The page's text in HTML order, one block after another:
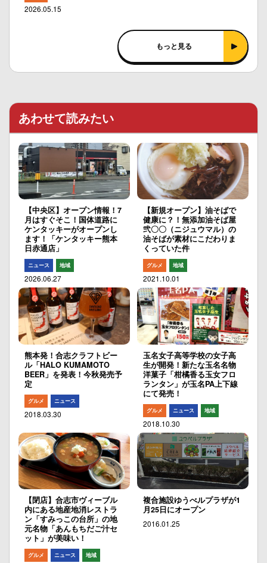
2026.05.15
もっと見る
あわせて読みたい
【中央区】オープン情報！7
月はすぐそこ！国体道路に
ケンタッキーがオープンし
ます！「ケンタッキー熊本
日赤通店」
ニュース 地域
2026.06.27
【新規オープン】油そばで
健康に？！無添加油そば屋
弐〇〇（ニジュウマル）の
油そばが素材にこだわりま
くっていた件
グルメ 地域
2021.10.01
熊本発！合志クラフトビー
ル「HALO KUMAMOTO
BEER」を発表！今秋発売予
定
グルメ ニュース
2018.03.30
玉名女子高等学校の女子高
生が開発！新たな玉名名物
洋菓子「柑橘香る玉女フロ
ランタン」が玉名PA上下線
にて発売！
グルメ ニュース 地域
2018.10.30
【閉店】合志市ヴィーブル
内にある地産地消レストラ
ン「すみっこの台所」の地
元名物「あんもちだご汁セ
ット」が美味い！
グルメ ニュース 地域
複合施設ゆうべルプラザが1
月25日にオープン
2016.01.25